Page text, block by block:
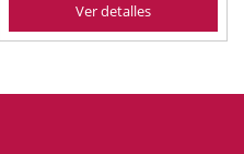
Ver detalles